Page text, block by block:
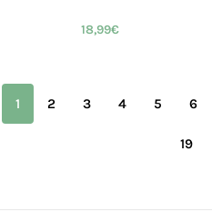
18,99€
1 2 3 4 5 6
19